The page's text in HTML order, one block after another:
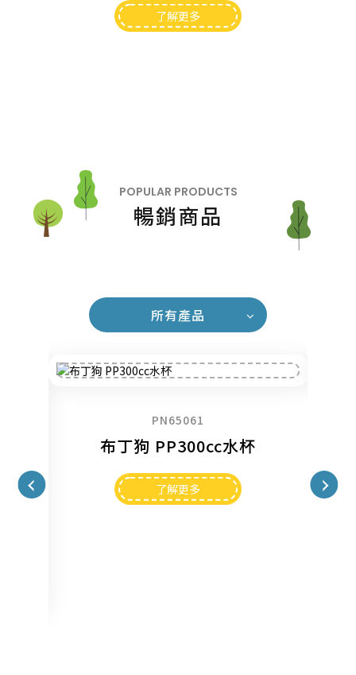
了解更多
POPULAR PRODUCTS
暢銷商品
所有產品
PN65061
布丁狗 PP300cc水杯
了解更多